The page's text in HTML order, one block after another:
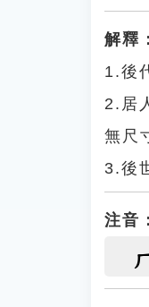
解釋：
1.後
2.居
無尺
3.後
注音：